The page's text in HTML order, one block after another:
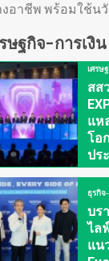
งอาชีพ พร้อมใช้น
ษฐกิจ-การเงิน
เศรษ
สส
แห
โอ
ปร
ธุรกิจ
บร
ไล
แน